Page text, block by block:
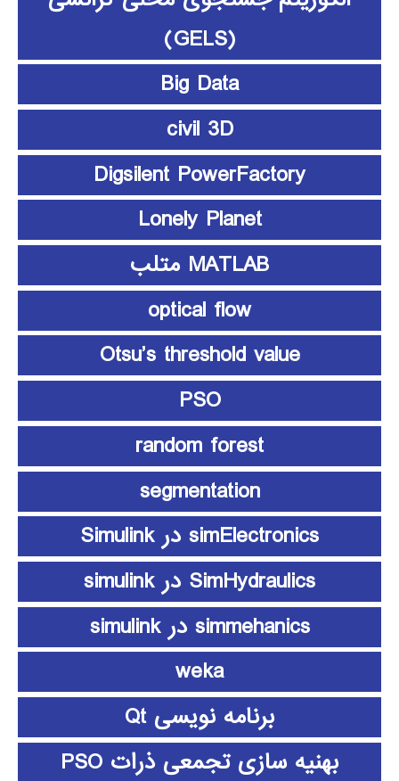
(GELS)
Big Data
civil 3D
Digsilent PowerFactory
Lonely Planet
MATLAB متلب
optical flow
Otsu’s threshold value
PSO
random forest
segmentation
simElectronics در Simulink
SimHydraulics در simulink
simmehanics در simulink
weka
برنامه نویسی Qt
بهنیه سازی تجمعی ذرات PSO